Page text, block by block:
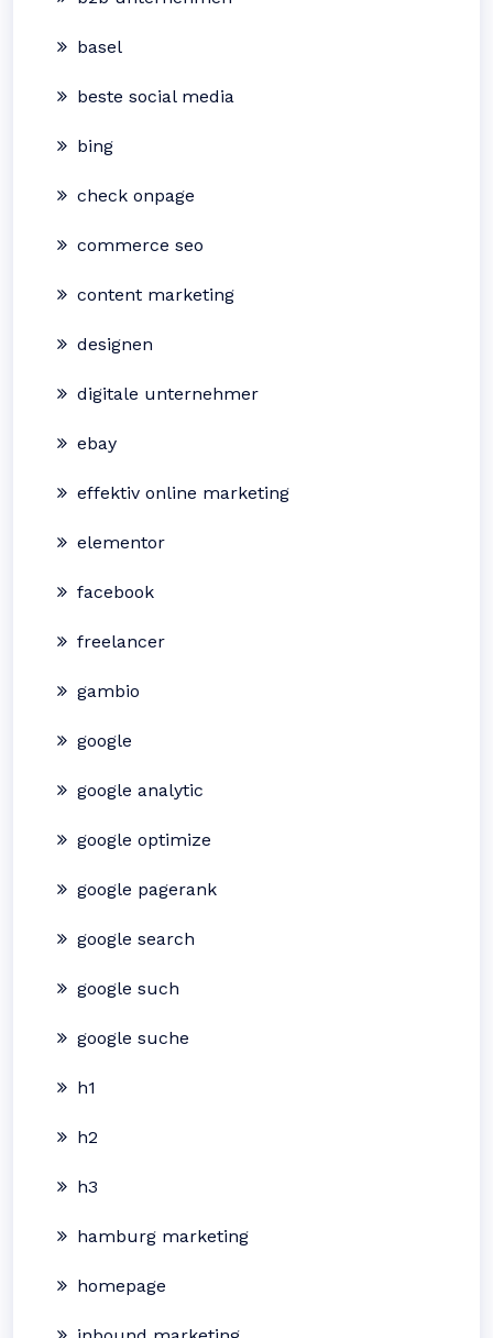
basel
beste social media
bing
check onpage
commerce seo
content marketing
designen
digitale unternehmer
ebay
effektiv online marketing
elementor
facebook
freelancer
gambio
google
google analytic
google optimize
google pagerank
google search
google such
google suche
h1
h2
h3
hamburg marketing
homepage